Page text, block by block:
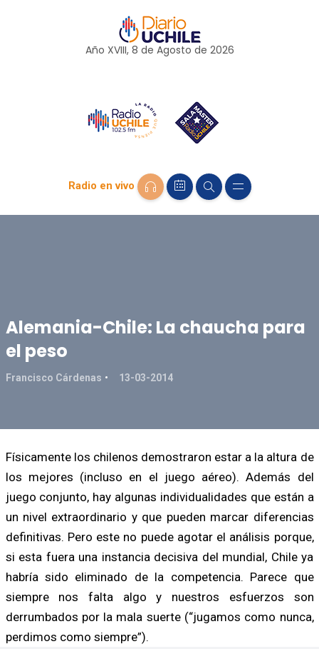
Año XVIII, 8 de Agosto de 2026
Radio en vivo
Alemania-Chile: La chaucha para
el peso
Francisco Cárdenas 13-03-2014
Físicamente los chilenos demostraron estar a la altura de
los mejores (incluso en el juego aéreo). Además del
juego conjunto, hay algunas individualidades que están a
un nivel extraordinario y que pueden marcar diferencias
definitivas. Pero este no puede agotar el análisis porque,
si esta fuera una instancia decisiva del mundial, Chile ya
habría sido eliminado de la competencia. Parece que
siempre nos falta algo y nuestros esfuerzos son
derrumbados por la mala suerte (“jugamos como nunca,
perdimos como siempre”).